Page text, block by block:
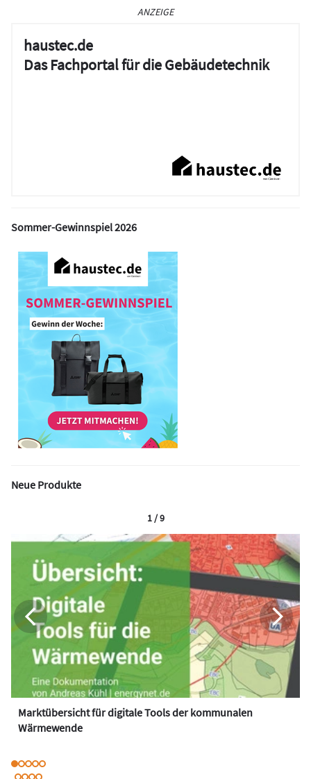
ANZEIGE
haustec.de
Das Fachportal für die Gebäudetechnik
Sommer-Gewinnspiel 2026
Neue Produkte
Marktübersicht für digitale Tools der kommunalen
Wärmewende
1 / 9